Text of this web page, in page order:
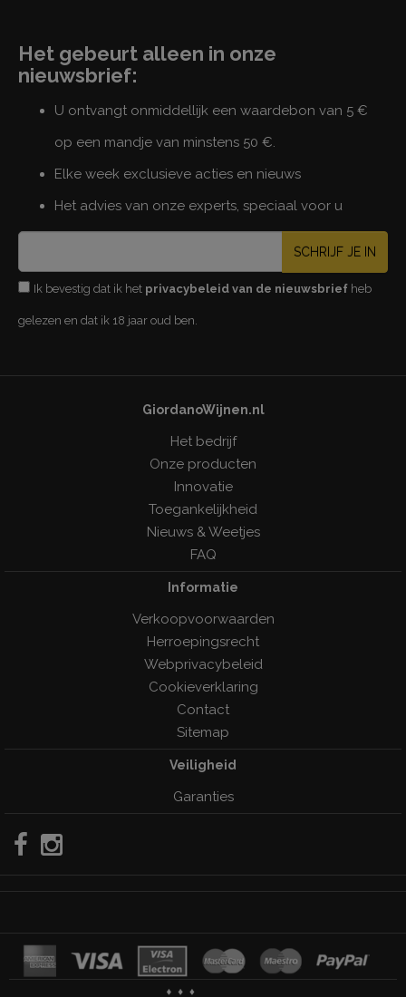
Het gebeurt alleen in onze
nieuwsbrief:
U ontvangt onmiddellijk een waardebon van 5 €
op een mandje van minstens 50 €.
Elke week exclusieve acties en nieuws
Het advies van onze experts, speciaal voor u
SCHRIJF JE IN
Ik bevestig dat ik het privacybeleid van de nieuwsbrief heb
gelezen en dat ik 18 jaar oud ben.
GiordanoWijnen.nl
Het bedrijf
Onze producten
Innovatie
Toegankelijkheid
Nieuws & Weetjes
FAQ
Informatie
Verkoopvoorwaarden
Herroepingsrecht
Webprivacybeleid
Cookieverklaring
Contact
Sitemap
Veiligheid
Garanties